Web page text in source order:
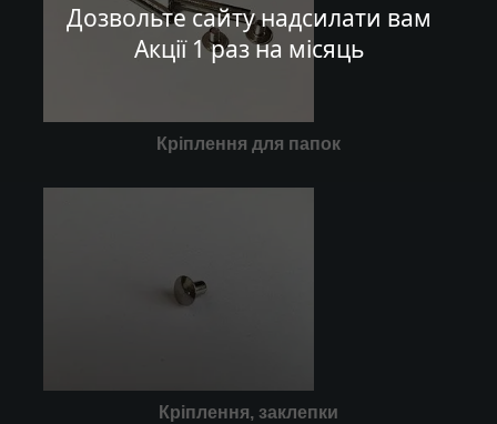
Дозвольте сайту надсилати вам
Акції 1 раз на місяць
Кріплення для папок
Кріплення, заклепки